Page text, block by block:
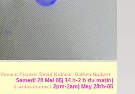
Vincent Dieutre. David Kidman. Gallien Guibert
Samedi 28 Mai 05| 14 h-2 h du matin|
& criticalsecret 2pm-2am| May 28th-05